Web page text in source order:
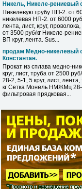
Никель, Никеле-рениевый
Никелевую трубу НП-2. от
никелевая НП-2. от 6000
лента, лист, круг,
от 3500 руб/кг Никеле-
ВП круг, лента. Sus...
продам Медно-никелевый
Константан.
Прокат из сплава медно-
круг, лист, труба от 2500
28-2, 5-1, 5 круг, лист,
кг Сетка Монель НМЖМц 28-
фильтровая прядковая...